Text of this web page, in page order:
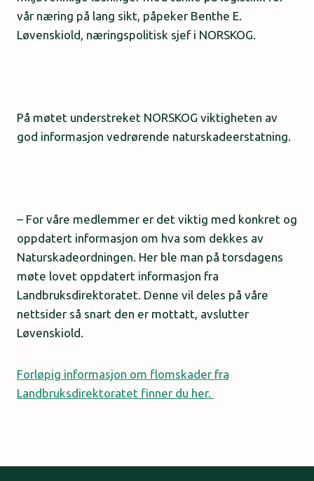
vår næring på lang sikt, påpeker Benthe E.
Løvenskiold, næringspolitisk sjef i NORSKOG.
På møtet understreket NORSKOG viktigheten av
god informasjon vedrørende naturskadeerstatning.
– For våre medlemmer er det viktig med konkret og
oppdatert informasjon om hva som dekkes av
Naturskadeordningen. Her ble man på torsdagens
møte lovet oppdatert informasjon fra
Landbruksdirektoratet. Denne vil deles på våre
nettsider så snart den er mottatt, avslutter
Løvenskiold.
Forløpig informasjon om flomskader fra
Landbruksdirektoratet finner du her.